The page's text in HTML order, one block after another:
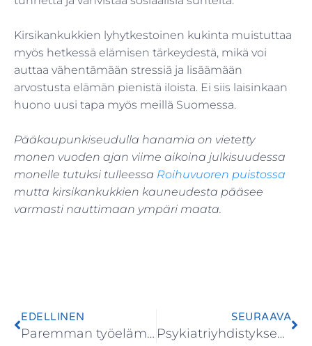
Kirsikankukkien lyhytkestoinen kukinta muistuttaa
myös hetkessä elämisen tärkeydestä, mikä voi
auttaa vähentämään stressiä ja lisäämään
arvostusta elämän pienistä iloista. Ei siis laisinkaan
huono uusi tapa myös meillä Suomessa.
Pääkaupunkiseudulla hanamia on vietetty
monen vuoden ajan viime aikoina julkisuudessa
monelle tutuksi tulleessa Roihuvuoren puistossa
mutta kirsikankukkien kauneudesta pääsee
varmasti nauttimaan ympäri maata.
EDELLINEN
Paremman työelämän manifesti – tutkijoiden kannanotto
SEURAAVA
Psykiatriyhdistyksen jäsentietotarkistus